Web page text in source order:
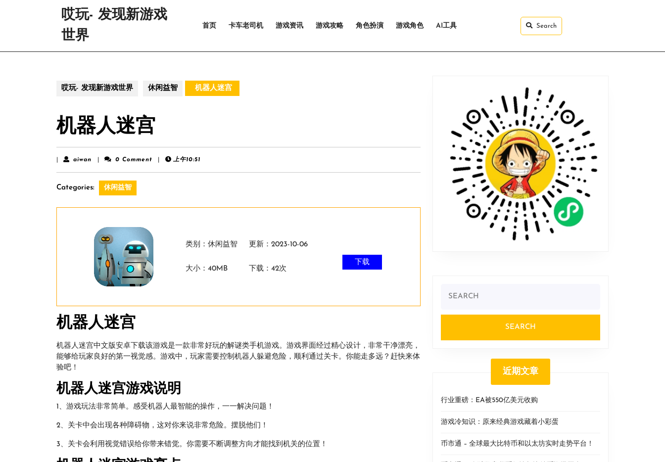
哎玩- 发现新游戏
世界
首页 卡车老司机 游戏资讯 游戏攻略 角色扮演 游戏角色 AI工具 Search
哎玩- 发现新游戏世界 休闲益智 机器人迷宫
机器人迷宫
aiwan aiwan 0 Comment 上午10:51
Categories: 休闲益智
类别：休闲益智
大小：40MB
更新：2023-10-06
下载：42次
下载
机器人迷宫
机器人迷宫中文版安卓下载该游戏是一款非常好玩的解谜类手机游戏。游戏界面经过精心设计，非常干净漂亮，
能够给玩家良好的第一视觉感。游戏中，玩家需要控制机器人躲避危险，顺利通过关卡。你能走多远？赶快来体
验吧！
机器人迷宫游戏说明
1、游戏玩法非常简单。感受机器人最智能的操作，一一解决问题！
2、关卡中会出现各种障碍物，这对你来说非常危险。摆脱他们！
3、关卡会利用视觉错误给你带来错觉。你需要不断调整方向才能找到机关的位置！
for:
近期文章
行业重磅：EA被550亿美元收购
游戏冷知识：原来经典游戏藏着小彩蛋
币市通 – 全球最大比特币和以太坊实时走势平台！